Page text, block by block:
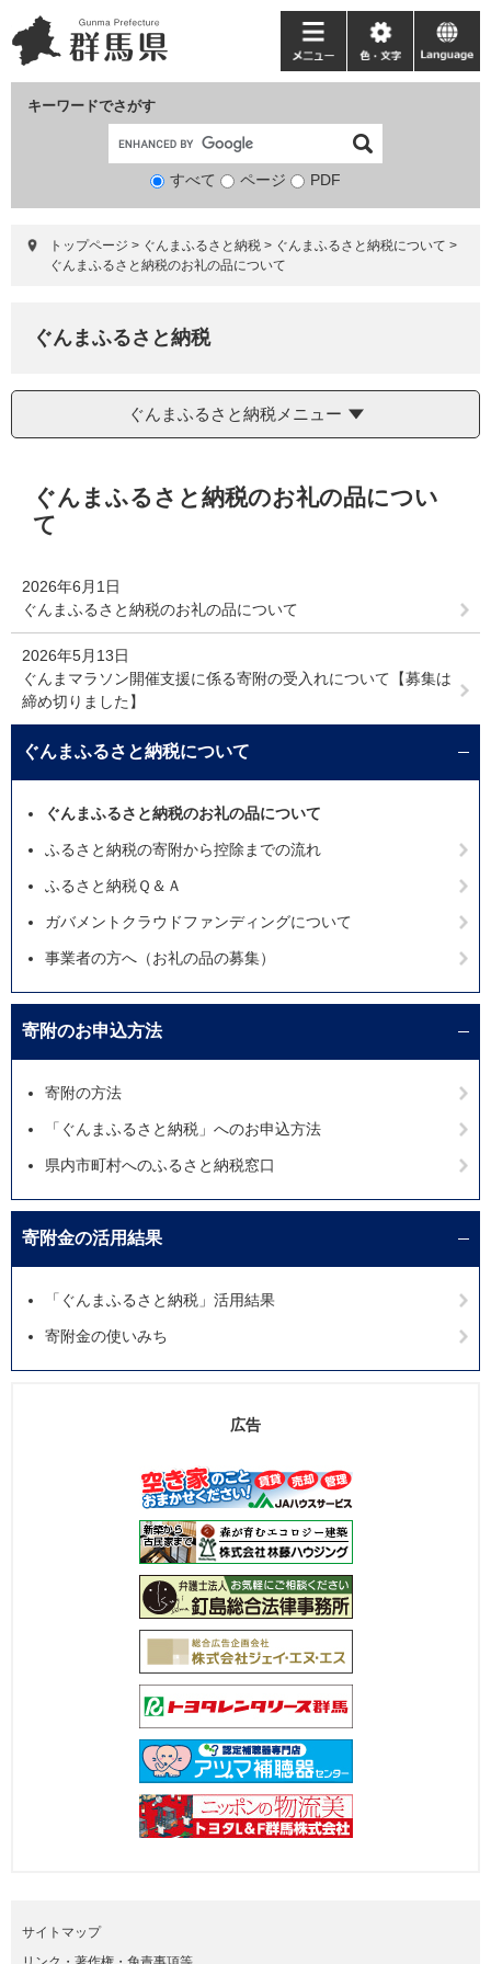
ー
ジ
ニ
ュ
て
キーワードでさがす
検
象
すべて ページ PDF
メ
ニ
ー
色・
文
language
トップページ > ぐんまふるさと納税 > ぐんまふるさと納税について >
ぐんまふるさと納税のお礼の品について
ぐんまふるさと納税
ぐんまふるさと納税メニュー
ぐんまふるさと納税のお礼の品につい
て
2026年6月1日
ぐんまふるさと納税のお礼の品について
2026年5月13日
ぐんまマラソン開催支援に係る寄附の受入れについて【募集は
締め切りました】
ぐんまふるさと納税について
ぐんまふるさと納税のお礼の品について
ふるさと納税の寄附から控除までの流れ
ふるさと納税Ｑ＆Ａ
ガバメントクラウドファンディングについて
事業者の方へ（お礼の品の募集）
寄附のお申込方法
寄附の方法
「ぐんまふるさと納税」へのお申込方法
県内市町村へのふるさと納税窓口
寄附金の活用結果
「ぐんまふるさと納税」活用結果
寄附金の使いみち
広告
サイトマップ